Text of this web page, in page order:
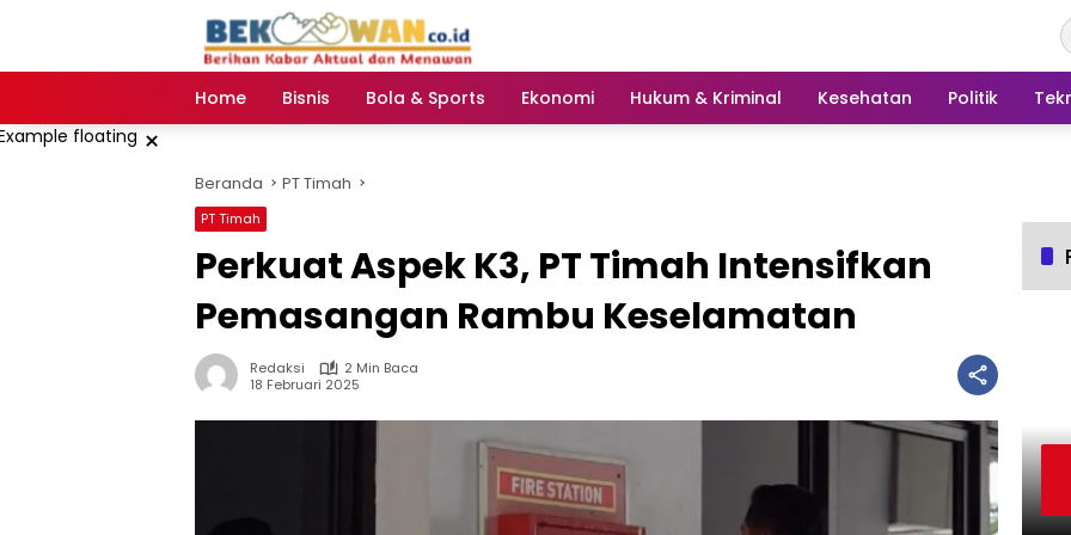
Home
Bisnis Bola & Sports Ekonomi Hukum & Kriminal Kesehatan Politik
×
Beranda PT Timah
PT Timah
Perkuat Aspek K3, PT Timah Intensifkan
Pemasangan Rambu Keselamatan
Redaksi
2 Min Baca
18 Februari 2025